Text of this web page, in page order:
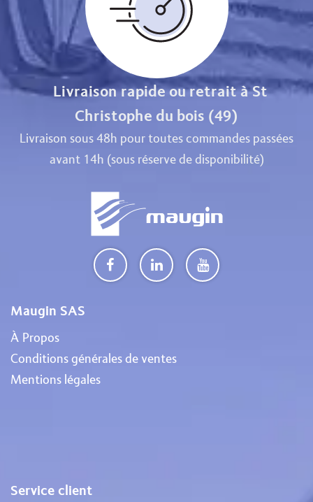
Livraison rapide ou retrait à St
Christophe du bois (49)
Livraison sous 48h pour toutes commandes passées
avant 14h (sous réserve de disponibilité)
Maugin SAS
À Propos
Conditions générales de ventes
Mentions légales
Service client